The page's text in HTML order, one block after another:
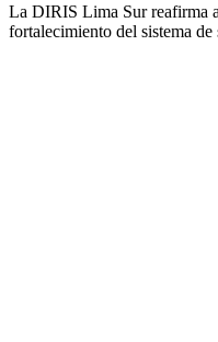
La DIRIS Lima Sur reafirma
fortalecimiento del sistema